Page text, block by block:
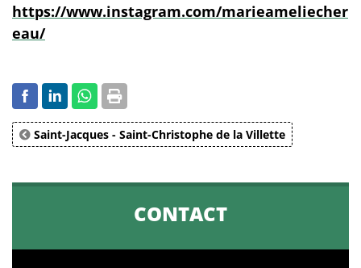
https://www.instagram.com/marieameliecher
eau/
Saint-Jacques - Saint-Christophe de la Villette
CONTACT